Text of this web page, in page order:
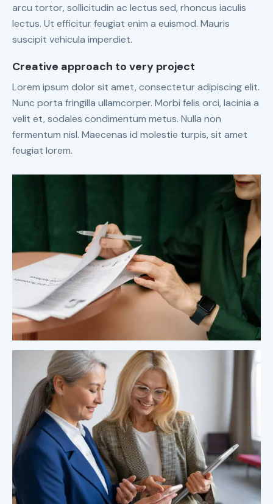
arcu tortor, sollicitudin ac lectus sed, rhoncus iaculis
lectus. Ut efficitur feugiat enim a euismod. Mauris
suscipit vehicula imperdiet.
Creative approach to very project
Lorem ipsum dolor sit amet, consectetur adipiscing elit.
Nunc porta fringilla ullamcorper. Morbi felis orci, lacinia a
velit et, sodales condimentum metus. Nulla non
fermentum nisl. Maecenas id molestie turpis, sit amet
feugiat lorem.